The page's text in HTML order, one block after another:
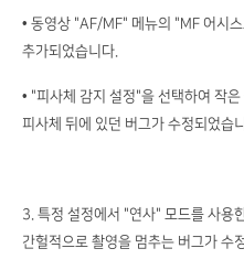
• 동영상 "AF/MF" 메뉴의 "MF 어시
추가되었습니다.
• "피사체 감지 설정"을 선택하여 작
피사체 뒤에 있던 버그가 수정되었습
3. 특정 설정에서 "연사" 모드를 사용
간헐적으로 촬영을 멈추는 버그가 수